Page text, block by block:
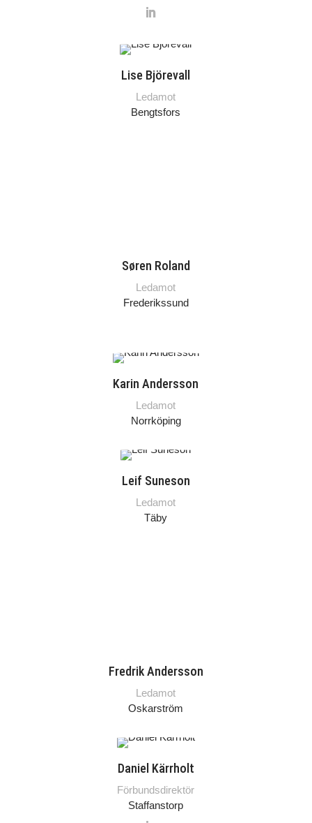
Lise Björevall
Ledamot
Bengtsfors
Søren Roland
Ledamot
Frederikssund
Karin Andersson
Ledamot
Norrköping
Leif Suneson
Ledamot
Täby
Fredrik Andersson
Ledamot
Oskarström
Daniel Kärrholt
Förbundsdirektör
Staffanstorp